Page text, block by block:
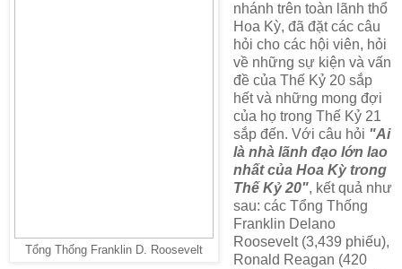
Tổng Thống Franklin D. Roosevelt
nhánh trên toàn lãnh thổ
Hoa Kỳ, đã đặt các câu
hỏi cho các hội viên, hỏi
về những sự kiện và vấn
đề của Thế Kỷ 20 sắp
hết và những mong đợi
của họ trong Thế Kỷ 21
sắp đến. Với câu hỏi "Ai
là nhà lãnh đạo lớn lao
nhất của Hoa Kỳ trong
Thế Kỷ 20", kết quả như
sau: các Tổng Thống
Franklin Delano
Roosevelt (3,439 phiếu),
Ronald Reagan (420